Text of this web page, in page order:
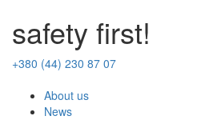
safety first!
+380 (44) 230 87 07
About us
News